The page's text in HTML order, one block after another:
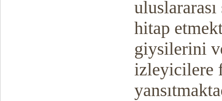
hitap
giysilerini
izleyicilere